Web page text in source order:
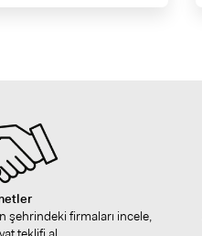
şehrindeki firmaları incele,